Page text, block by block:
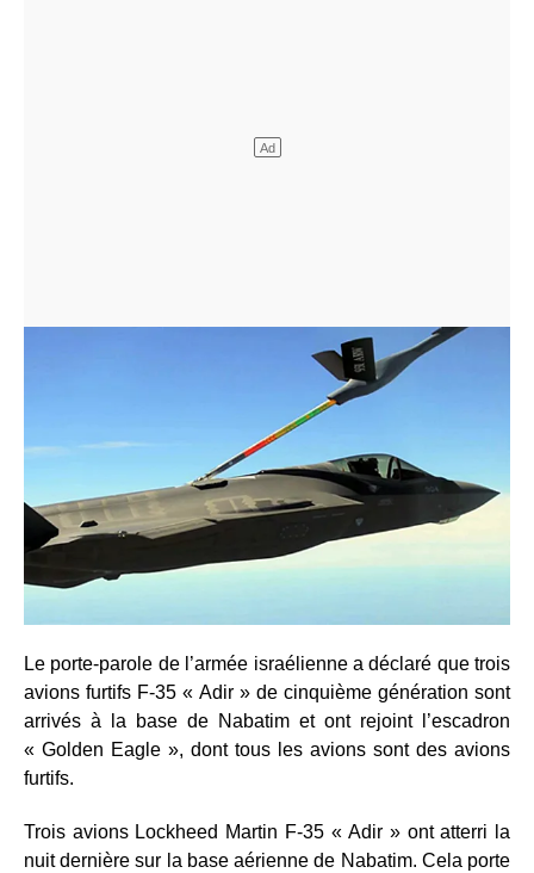
Le porte-parole de l’armée israélienne a déclaré que trois
avions furtifs F-35 « Adir » de cinquième génération sont
arrivés à la base de Nabatim et ont rejoint l’escadron
« Golden Eagle », dont tous les avions sont des avions
furtifs.
Trois avions Lockheed Martin F-35 « Adir » ont atterri la
nuit dernière sur la base aérienne de Nabatim. Cela porte